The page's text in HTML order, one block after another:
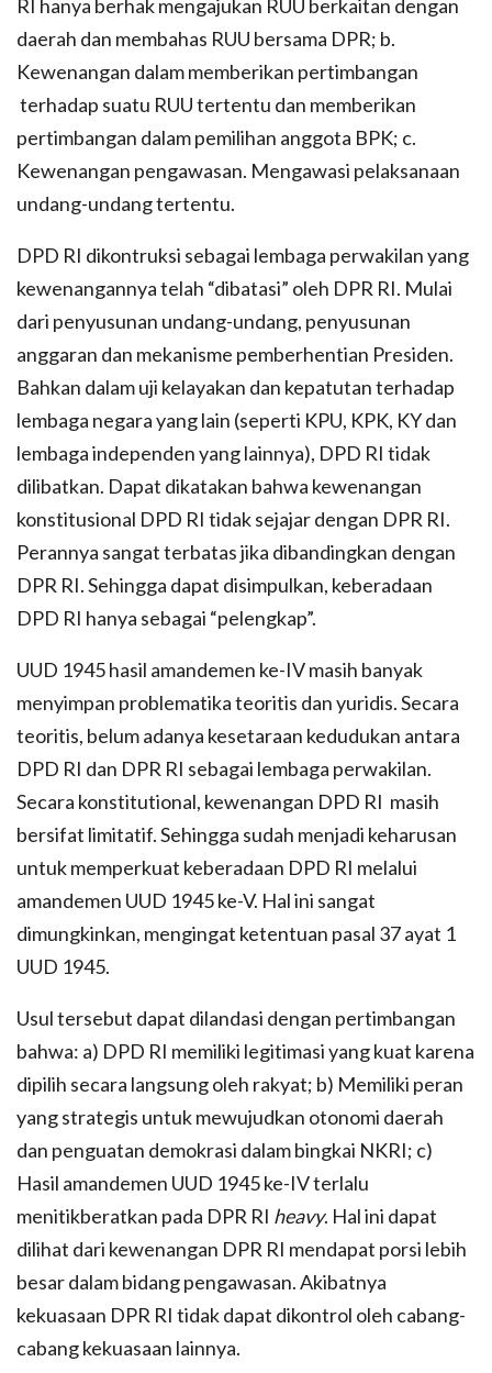
RI hanya berhak mengajukan RUU berkaitan dengan
daerah dan membahas RUU bersama DPR; b.
Kewenangan dalam memberikan pertimbangan
terhadap suatu RUU tertentu dan memberikan
pertimbangan dalam pemilihan anggota BPK; c.
Kewenangan pengawasan. Mengawasi pelaksanaan
undang-undang tertentu.
DPD RI dikontruksi sebagai lembaga perwakilan yang
kewenangannya telah “dibatasi” oleh DPR RI. Mulai
dari penyusunan undang-undang, penyusunan
anggaran dan mekanisme pemberhentian Presiden.
Bahkan dalam uji kelayakan dan kepatutan terhadap
lembaga negara yang lain (seperti KPU, KPK, KY dan
lembaga independen yang lainnya), DPD RI tidak
dilibatkan. Dapat dikatakan bahwa kewenangan
konstitusional DPD RI tidak sejajar dengan DPR RI.
Perannya sangat terbatas jika dibandingkan dengan
DPR RI. Sehingga dapat disimpulkan, keberadaan
DPD RI hanya sebagai “pelengkap”.
UUD 1945 hasil amandemen ke-IV masih banyak
menyimpan problematika teoritis dan yuridis. Secara
teoritis, belum adanya kesetaraan kedudukan antara
DPD RI dan DPR RI sebagai lembaga perwakilan.
Secara konstitutional, kewenangan DPD RI masih
bersifat limitatif. Sehingga sudah menjadi keharusan
untuk memperkuat keberadaan DPD RI melalui
amandemen UUD 1945 ke-V. Hal ini sangat
dimungkinkan, mengingat ketentuan pasal 37 ayat 1
UUD 1945.
Usul tersebut dapat dilandasi dengan pertimbangan
bahwa: a) DPD RI memiliki legitimasi yang kuat karena
dipilih secara langsung oleh rakyat; b) Memiliki peran
yang strategis untuk mewujudkan otonomi daerah
dan penguatan demokrasi dalam bingkai NKRI; c)
Hasil amandemen UUD 1945 ke-IV terlalu
menitikberatkan pada DPR RI heavy. Hal ini dapat
dilihat dari kewenangan DPR RI mendapat porsi lebih
besar dalam bidang pengawasan. Akibatnya
kekuasaan DPR RI tidak dapat dikontrol oleh cabang-
cabang kekuasaan lainnya.